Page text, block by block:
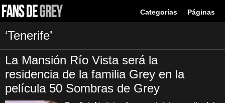
Categorías Páginas
‘Tenerife’
La Mansión Río Vista será la
residencia de la familia Grey en la
película 50 Sombras de Grey